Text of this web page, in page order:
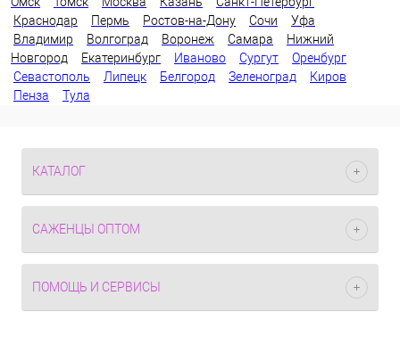
Краснодар
Пермь Ростов-на-Дону Сочи
Уфа
Владимир
Волгоград Воронеж Самара
Нижний
Новгород
Екатеринбург Иваново Сургут
Оренбург
Севастополь
Липецк Белгород Зеленоград
Киров
Пенза
Тула
КАТАЛОГ
САЖЕНЦЫ ОПТОМ
ПОМОЩЬ И СЕРВИСЫ